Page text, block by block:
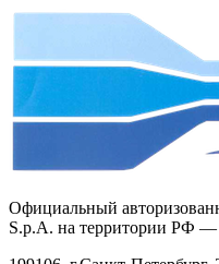
Официальный
S.p.A. на территории РФ